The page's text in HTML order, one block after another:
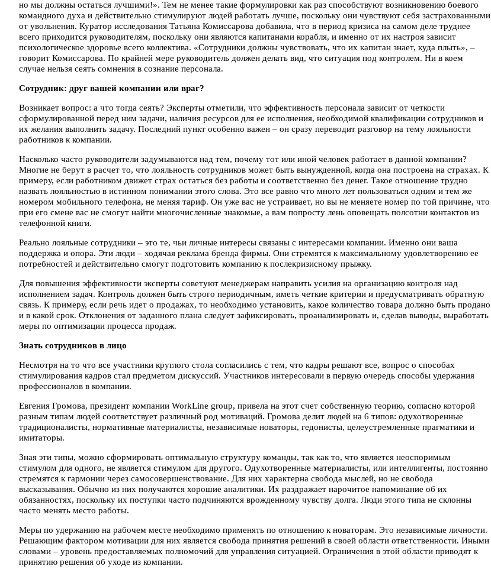
но мы должны остаться лучшими!». Тем не менее такие формулировки как раз способствуют возникновению боевого
командного духа и действительно стимулируют людей работать лучше, поскольку они чувствуют себя застрахованными
от увольнения. Куратор исследования Татьяна Комиссарова добавила, что в период кризиса на самом деле труднее
всего приходится руководителям, поскольку они являются капитанами корабля, и именно от их настроя зависит
психологическое здоровье всего коллектива. «Сотрудники должны чувствовать, что их капитан знает, куда плыть», –
говорит Комиссарова. По крайней мере руководитель должен делать вид, что ситуация под контролем. Ни в коем
случае нельзя сеять сомнения в сознание персонала.
Сотрудник: друг вашей компании или враг?
Возникает вопрос: а что тогда сеять? Эксперты отметили, что эффективность персонала зависит от четкоcти
сформулированной перед ним задачи, наличия ресурсов для ее исполнения, необходимой квалификации сотрудников и
их желания выполнить задачу. Последний пункт особенно важен – он сразу переводит разговор на тему лояльности
работников к компании.
Насколько часто руководители задумываются над тем, почему тот или иной человек работает в данной компании?
Многие не берут в расчет то, что лояльность сотрудников может быть вынужденной, когда она построена на страхах. К
примеру, если работником движет страх остаться без работы и соответственно без денег. Такое отношение трудно
назвать лояльностью в истинном понимании этого слова. Это все равно что много лет пользоваться одним и тем же
номером мобильного телефона, не меняя тариф. Он уже вас не устраивает, но вы не меняете номер по той причине, что
при его смене вас не смогут найти многочисленные знакомые, а вам попросту лень оповещать полсотни контактов из
телефонной книги.
Реально лояльные сотрудники – это те, чьи личные интересы связаны с интересами компании. Именно они ваша
поддержка и опора. Эти люди – ходячая реклама бренда фирмы. Они стремятся к максимальному удовлетворению ее
потребностей и действительно смогут подготовить компанию к послекризисному прыжку.
Для повышения эффективности эксперты советуют менеджерам направить усилия на организацию контроля над
исполнением задач. Контроль должен быть строго периодичным, иметь четкие критерии и предусматривать обратную
связь. К примеру, если речь идет о продажах, то необходимо установить, какое количество товара должно быть продано
и в какой срок. Отклонения от заданного плана следует зафиксировать, проанализировать и, сделав выводы, выработать
меры по оптимизации процесса продаж.
Знать сотрудников в лицо
Несмотря на то что все участники круглого стола согласились с тем, что кадры решают все, вопрос о способах
стимулирования кадров стал предметом дискуссий. Участников интересовали в первую очередь способы удержания
профессионалов в компании.
Евгения Громова, президент компании WorkLine group, привела на этот счет собственную теорию, согласно которой
разным типам людей соответствует различный род мотиваций. Громова делит людей на 6 типов: одухотворенные
традиционалисты, нормативные материалисты, независимые новаторы, гедонисты, целеустремленные прагматики и
имитаторы.
Зная эти типы, можно сформировать оптимальную структуру команды, так как то, что является неоспоримым
стимулом для одного, не является стимулом для другого. Одухотворенные материалисты, или интеллигенты, постоянно
стремятся к гармонии через самосовершенствование. Для них характерна свобода мыслей, но не свобода
высказывания. Обычно из них получаются хорошие аналитики. Их раздражает нарочитое напоминание об их
обязанностях, поскольку их поступки часто подчиняются врожденному чувству долга. Люди этого типа не склонны
часто менять место работы.
Меры по удержанию на рабочем месте необходимо применять по отношению к новаторам. Это независимые личности.
Решающим фактором мотивации для них является свобода принятия решений в своей области ответственности. Иными
словами – уровень предоставляемых полномочий для управления ситуацией. Ограничения в этой области приводят к
принятию решения об уходе из компании.